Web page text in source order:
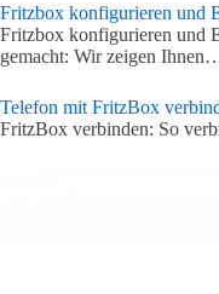
Fritzbox konfigurieren und
Fritzbox konfigurieren und
gemacht: Wir zeigen
Telefon mit FritzBox
FritzBox verbinden: So